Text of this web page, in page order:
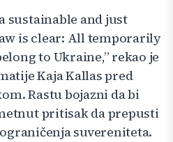
sustainable and just
is clear: All temporarily
to Ukraine,” rekao je
Kaja Kallas pred
Rastu bojazni da bi
pritisak da prepusti
suvereniteta.